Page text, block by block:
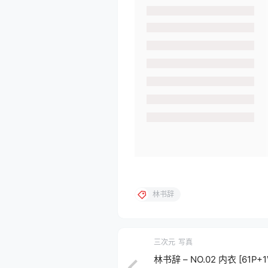
林书辞
三次元 写真
林书辞 – NO.02 内衣